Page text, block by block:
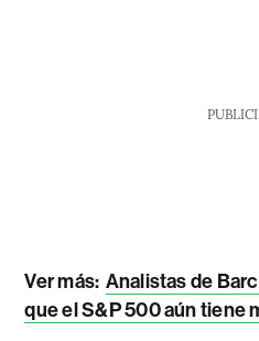
Ver más: Analistas de
que el S&P 500 aún tiene